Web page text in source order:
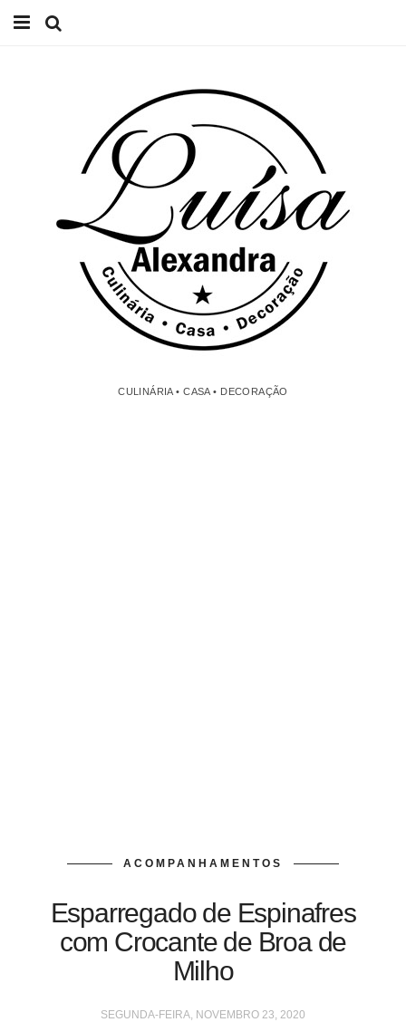
CULINÁRIA • CASA • DECORAÇÃO
ACOMPANHAMENTOS
Esparregado de Espinafres
com Crocante de Broa de
Milho
SEGUNDA-FEIRA, NOVEMBRO 23, 2020